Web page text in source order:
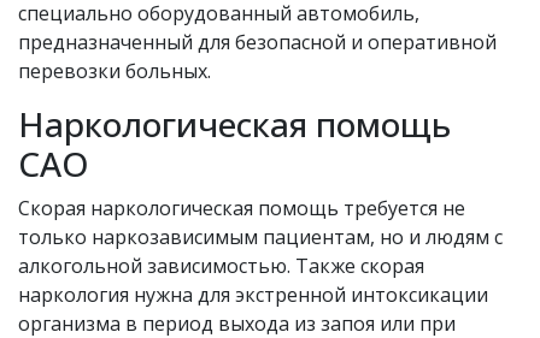
специально оборудованный автомобиль,
предназначенный для безопасной и оперативной
перевозки больных.
Наркологическая помощь
САО
Скорая наркологическая помощь требуется не
только наркозависимым пациентам, но и людям с
алкогольной зависимостью. Также скорая
наркология нужна для экстренной интоксикации
организма в период выхода из запоя или при